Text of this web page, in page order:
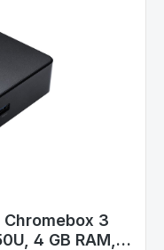
Chromebox 3
4 GB RAM,